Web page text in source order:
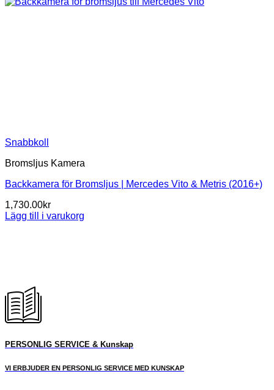
Snabbkoll
Bromsljus Kamera
Backkamera för Bromsljus | Mercedes Vito & Metris (2016+)
1,730.00kr
Lägg till i varukorg
PERSONLIG SERVICE & Kunskap
VI ERBJUDER EN PERSONLIG SERVICE MED KUNSKAP